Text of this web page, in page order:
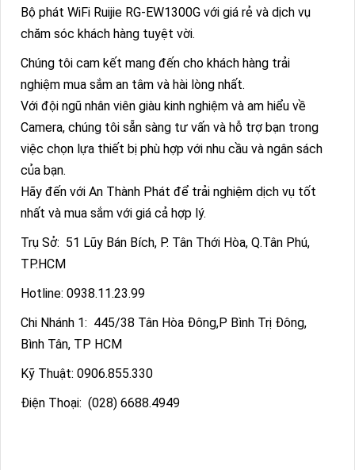
Bộ phát WiFi Ruijie RG-EW1300G với giá rẻ và dịch vụ
chăm sóc khách hàng tuyệt vời.
Chúng tôi cam kết mang đến cho khách hàng trải
nghiệm mua sắm an tâm và hài lòng nhất.
Với đội ngũ nhân viên giàu kinh nghiệm và am hiểu về
Camera, chúng tôi sẵn sàng tư vấn và hỗ trợ bạn trong
việc chọn lựa thiết bị phù hợp với nhu cầu và ngân sách
của bạn.
Hãy đến với An Thành Phát để trải nghiệm dịch vụ tốt
nhất và mua sắm với giá cả hợp lý.
Trụ Sở: 51 Lũy Bán Bích, P. Tân Thới Hòa, Q.Tân Phú,
TP.HCM
Hotline: 0938.11.23.99
Chi Nhánh 1: 445/38 Tân Hòa Đông,P Bình Trị Đông,
Bình Tân, TP HCM
Kỹ Thuật: 0906.855.330
Điện Thoại: (028) 6688.4949